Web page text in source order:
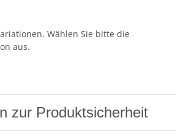
Wählen Sie bitte die
aus.
zur Produktsicherheit